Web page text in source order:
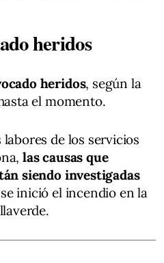
heridos
heridos, según la
el momento.
de los servicios
las causas que
siendo investigadas
inició el incendio en la